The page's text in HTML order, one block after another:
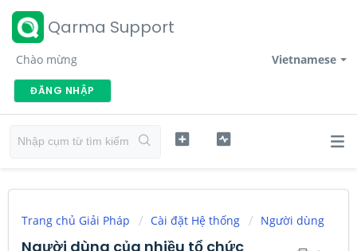
Qarma Support
Vietnamese
Chào mừng
ĐĂNG NHẬP
Trang chủ Giải Pháp Cài đặt Hệ thống Người dùng
Người dùng của nhiều tổ chức